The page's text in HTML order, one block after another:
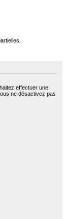
effectuer une
ne désactivez pas